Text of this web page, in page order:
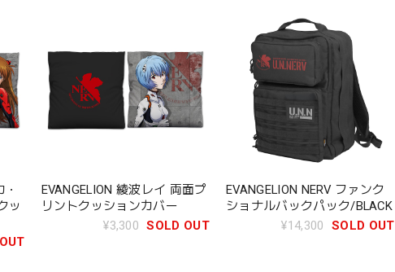
ッ
EVANGELION 綾波レイ 両面プ
リントクッションカバー
¥3,300 SOLD OUT
EVANGELION NERV ファンク
ショナルバックパック/BLACK
¥14,300
SOLD OUT